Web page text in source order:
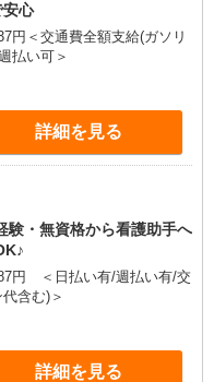
心
円＜交通費全額支給(ガソリ
払い可＞
詳細を見る
・無資格から看護助手へ
円 ＜日払い有/週払い有/交
含む)＞
詳細を見る